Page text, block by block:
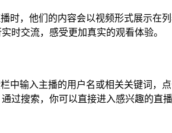
时，他们的内容会以视频形式展示在
时交流，感受更加真实的观看体验。
中输入主播的用户名或相关关键词，
搜索，你可以直接进入感兴趣的直